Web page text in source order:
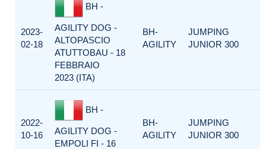
2023-
02-18
BH -
AGILITY DOG -
ALTOPASCIO
ATUTTOBAU - 18
FEBBRAIO
2023 (ITA)
BH-
AGILITY
JUMPING
JUNIOR 300
2022-
10-16
BH -
AGILITY DOG -
EMPOLI FI - 16
BH-
AGILITY
JUMPING
JUNIOR 300